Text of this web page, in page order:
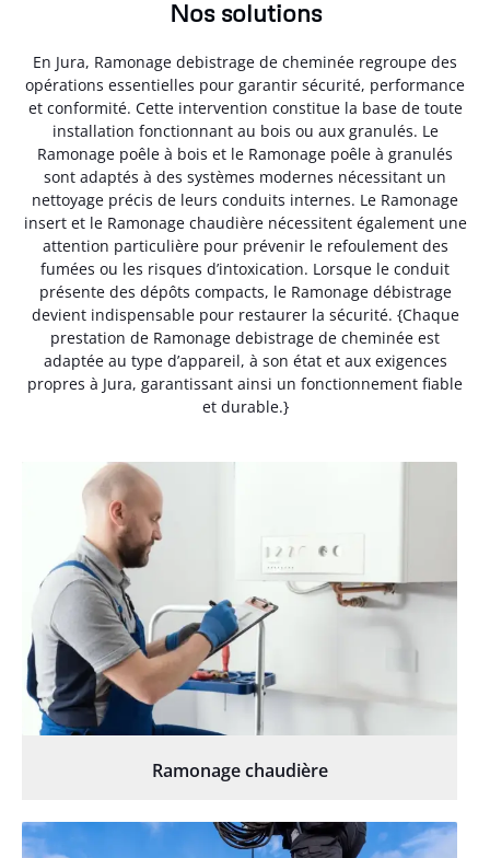
Nos solutions
En Jura, Ramonage debistrage de cheminée regroupe des
opérations essentielles pour garantir sécurité, performance
et conformité. Cette intervention constitue la base de toute
installation fonctionnant au bois ou aux granulés. Le
Ramonage poêle à bois et le Ramonage poêle à granulés
sont adaptés à des systèmes modernes nécessitant un
nettoyage précis de leurs conduits internes. Le Ramonage
insert et le Ramonage chaudière nécessitent également une
attention particulière pour prévenir le refoulement des
fumées ou les risques d’intoxication. Lorsque le conduit
présente des dépôts compacts, le Ramonage débistrage
devient indispensable pour restaurer la sécurité. {Chaque
prestation de Ramonage debistrage de cheminée est
adaptée au type d’appareil, à son état et aux exigences
propres à Jura, garantissant ainsi un fonctionnement fiable
et durable.}
Ramonage chaudière